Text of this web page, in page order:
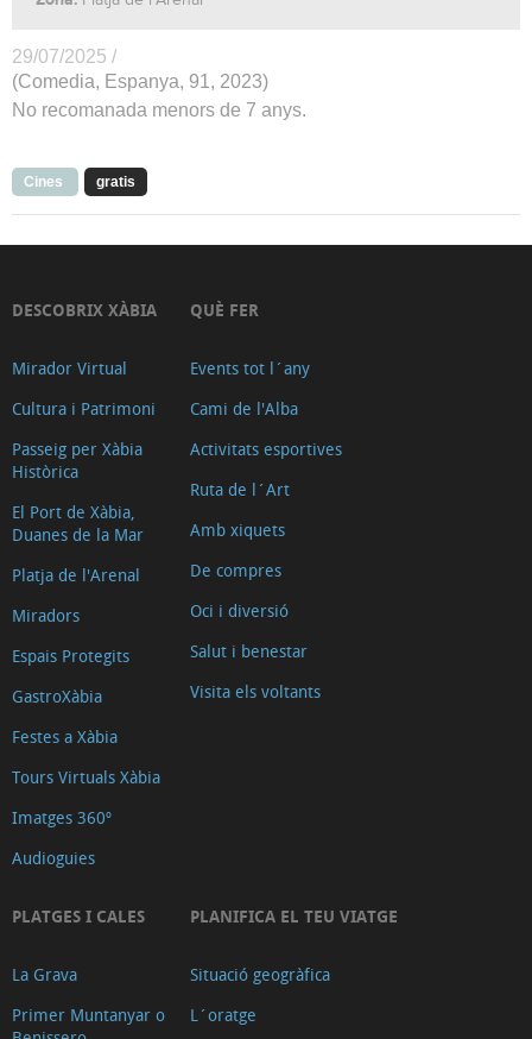
29/07/2025 /
(Comedia, Espanya, 91, 2023)
No recomanada menors de 7 anys.
Cines gratis
DESCOBRIX XÀBIA
Mirador Virtual
Cultura i Patrimoni
Passeig per Xàbia
Històrica
El Port de Xàbia,
Duanes de la Mar
Platja de l'Arenal
Miradors
Espais Protegits
GastroXàbia
Festes a Xàbia
Tours Virtuals Xàbia
Imatges 360º
Audioguies
QUÈ FER
Events tot l´any
Cami de l'Alba
Activitats esportives
Ruta de l´Art
Amb xiquets
De compres
Oci i diversió
Salut i benestar
Visita els voltants
PLATGES I CALES
La Grava
Primer Muntanyar o
PLANIFICA EL TEU VIATGE
Situació geogràfica
L´oratge